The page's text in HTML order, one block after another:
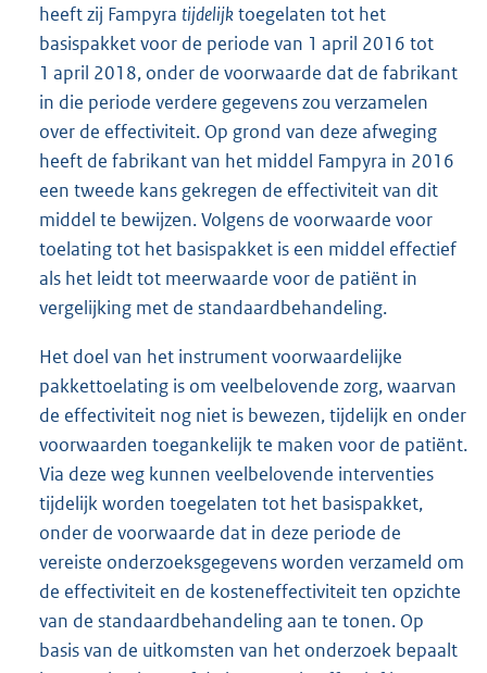
heeft zij Fampyra tijdelijktoegelaten tot het
basispakket voor de periode van 1 april 2016 tot
1 april 2018, onder de voorwaarde dat de fabrikant
in die periode verdere gegevens zou verzamelen
over de effectiviteit. Op grond van deze afweging
heeft de fabrikant van het middel Fampyra in 2016
een tweede kans gekregen de effectiviteit van dit
middel te bewijzen. Volgens de voorwaarde voor
toelating tot het basispakket is een middel effectief
als het leidt tot meerwaarde voor de patiënt in
vergelijking met de standaardbehandeling.
Het doel van het instrument voorwaardelijke
pakkettoelating is om veelbelovende zorg, waarvan
de effectiviteit nog niet is bewezen, tijdelijk en onder
voorwaarden toegankelijk te maken voor de patiënt.
Via deze weg kunnen veelbelovende interventies
tijdelijk worden toegelaten tot het basispakket,
onder de voorwaarde dat in deze periode de
vereiste onderzoeksgegevens worden verzameld om
de effectiviteit en de kosteneffectiviteit ten opzichte
van de standaardbehandeling aan te tonen. Op
basis van de uitkomsten van het onderzoek bepaalt